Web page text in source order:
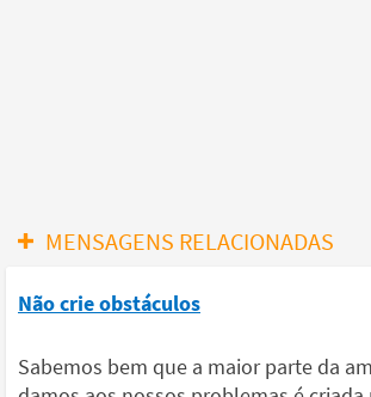
MENSAGENS RELACIONADAS
Não crie obstáculos
Sabemos bem que a maior parte da